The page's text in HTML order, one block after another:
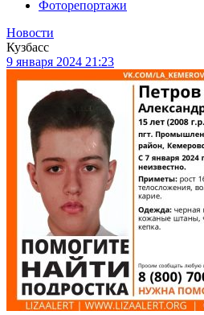
Фоторепортажи
Новости
Кузбасс
9 января 2024 21:23